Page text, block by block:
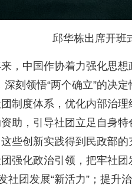
邱华栋出席开班
，中国作协着力强化思
深刻领悟“两个确立”的决
制度体系，优化内部治
助，引导社团立足自身
些创新实践得到民政部
强化政治引领，把牢社
社团发展“新活力”；提升